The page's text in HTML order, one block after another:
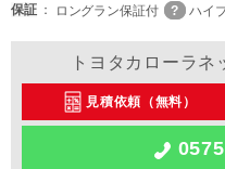
保証
ロングラン保証付 ハイ
トヨタカローラ
見積依頼（無料）